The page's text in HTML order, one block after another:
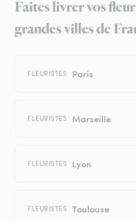
Faites livrer vos
grandes villes de
FLEURISTES Paris
FLEURISTES Marseille
FLEURISTES Lyon
FLEURISTES Toulouse